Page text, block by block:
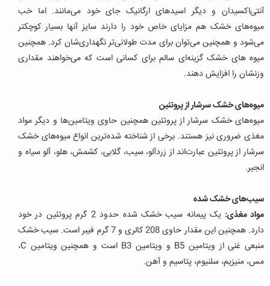
آنتی‌اکسیدان و دیگر اسید‌های ارگانیک جای خود می‌مانند. اما خب
میوه‌های خشک هم مزایای خاص خود را دارند سایز آنها بسیار کوچکتر
می‌شود و همچنین می‌توان برای مدت طولانی‌تر نگهداری‌شان کرد. همچنین
میوه های خشک گزینه‌ای سالم برای کسانی است که می‌خواهند مقداری
وزنشان را افزایش دهند.
میوه‌های خشک سرشار از پروتئین
میوه‌های خشک سرشار از پروتئین همچنین حاوی ویتامین‌ها و دیگر مواد
مغذی ضروری نیز هستند. برخی از شناخته‌ شده‌ترین انواع میوه‌های خشک
سرشار از پروتئین عبارت‌اند از زردآلو، سیب، گلابی، کشمش، هلو، آلو سیاه و
انجیر.
سیب‌های خشک شده
مواد مغذی:
یک پیمانه سیب خشک شده حدود 2 گرم پروتئین در خود
دارد. همچنین این مقدار حاوی 208 کالری و 7 گرم فیبر است. سیب خشک
منبعی غنی از ویتامین B5 و ویتامین B3 است و همچنین ویتامین C،
مس، منیزیم، سلنیوم، پتاسیم و آهن.